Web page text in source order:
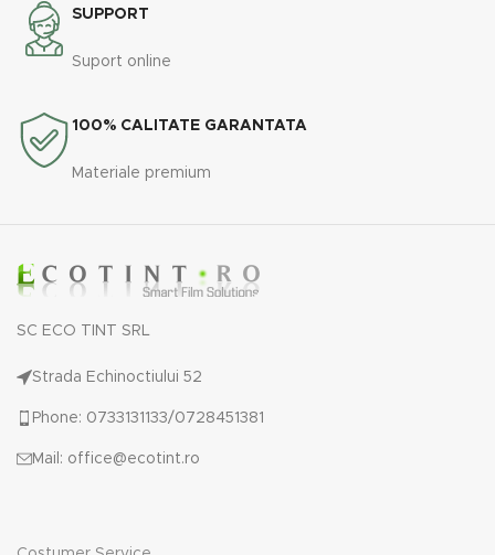
SUPPORT
Suport online
100% CALITATE GARANTATA
Materiale premium
SC ECO TINT SRL
Strada Echinoctiului 52
Phone: 0733131133/0728451381
Mail: office@ecotint.ro